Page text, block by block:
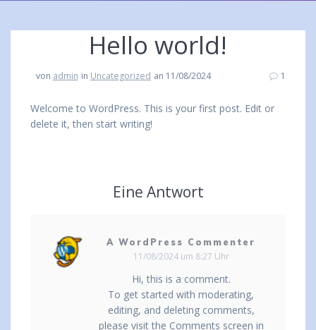
Hello world!
von admin in Uncategorized an 11/08/2024 1
Welcome to WordPress. This is your first post. Edit or
delete it, then start writing!
Eine Antwort
A WordPress Commenter
11/08/2024 um 8:27 Uhr
Hi, this is a comment.
To get started with moderating,
editing, and deleting comments,
please visit the Comments screen in